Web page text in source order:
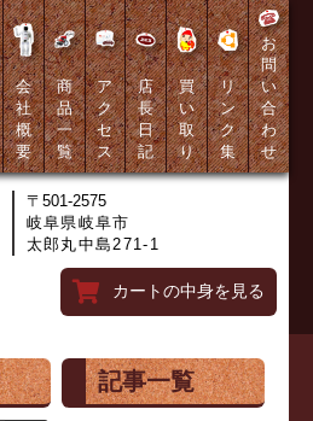
会
社
概
要
商
品
一
覧
ア
ク
セ
ス
店
長
日
記
買
い
取
り
リ
ン
ク
集
お
問
い
合
わ
せ
〒501-2575
岐阜県岐阜市
太郎丸中島271-1
カートの中身を見る
記事一覧